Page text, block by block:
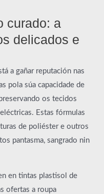
curado: a
delicados e
a gañar reputación nas
pola súa capacidade de
os tecidos
Estas fórmulas
de poliéster e outros
pantasma, sangrado nin
en tintas plastisol de
ofertas a roupa